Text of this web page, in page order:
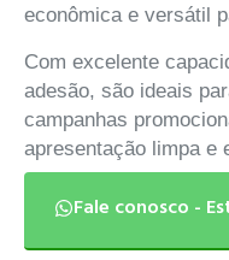
Fale conosco -
econômica e versátil
Com excelente
adesão, são ideais
campanhas
apresentação limpa e